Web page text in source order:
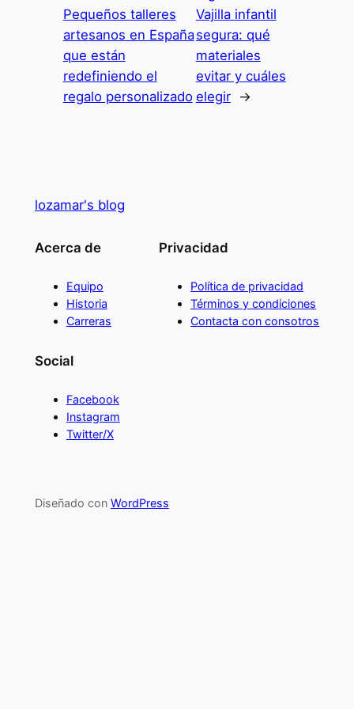
Pequeños talleres
artesanos en España
que están
redefiniendo el
regalo personalizado
Vajilla infantil
segura: qué
materiales
evitar y cuáles
elegir
→
lozamar's blog
Acerca de
Equipo
Historia
Carreras
Privacidad
Política de privacidad
Términos y condiciones
Contacta con consotros
Social
Facebook
Instagram
Twitter/X
Diseñado con WordPress